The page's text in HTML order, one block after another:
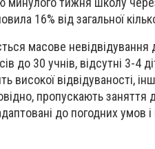
16% від загальної
масове
до 30 учнів, відсутні 3-4
високої відвідуваності,
пропускають
до погодних умов